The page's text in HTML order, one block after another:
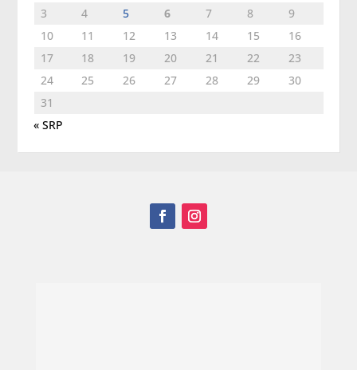
3
4 5 6 7 8
9
10
11 12 13 14 15
16
17
18 19 20 21 22
23
24
25 26 27 28 29
30
31
« SRP